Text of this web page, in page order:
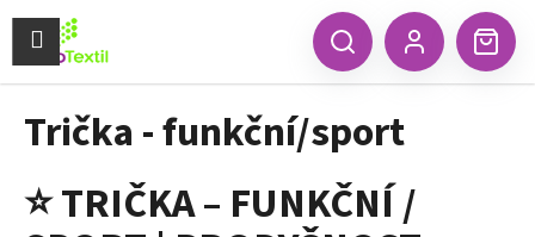
obsah
HledatPřihlášení
Menu
Trička - funkční/sport
⭐TRIČKA– FUNKČNÍ/
K
š Zpět
Zpět
C
p
o